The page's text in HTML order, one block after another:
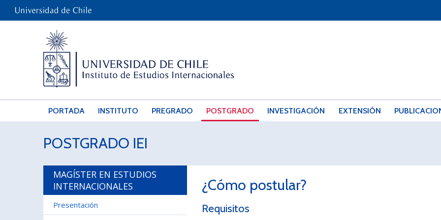
PORTADA INSTITUTO PREGRADO POSTGRADO INVESTIGACIÓN EXTENSIÓN
POSTGRADO IEI
MAGÍSTER EN ESTUDIOS
INTERNACIONALES
Presentación
¿Cómo postular?
Requisitos